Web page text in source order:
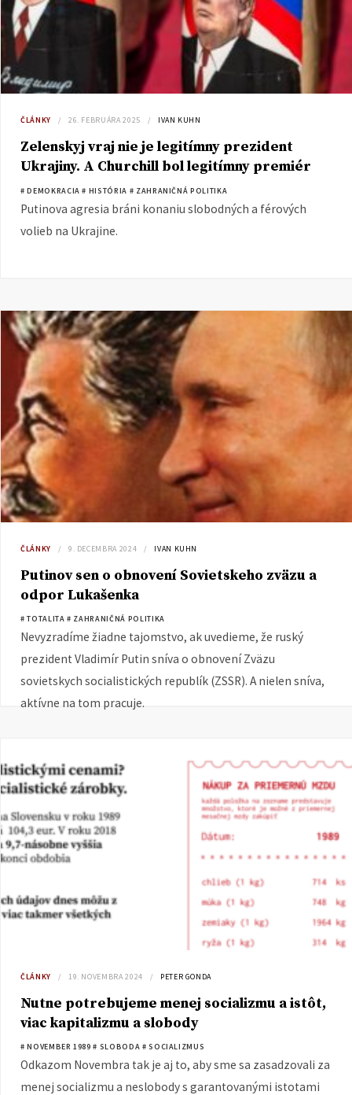
ČLÁNKY 26. FEBRUÁRA 2025 IVAN KUHN
Zelenskyj vraj nie je legitímny prezident
Ukrajiny. A Churchill bol legitímny premiér
Británie?
# DEMOKRACIA # HISTÓRIA # ZAHRANIČNÁ POLITIKA
Putinova agresia bráni konaniu slobodných a férových
volieb na Ukrajine.
ČLÁNKY 9. DECEMBRA 2024 IVAN KUHN
Putinov sen o obnovení Sovietskeho zväzu a
odpor Lukašenka
# TOTALITA # ZAHRANIČNÁ POLITIKA
Nevyzradíme žiadne tajomstvo, ak uvedieme, že ruský
prezident Vladimír Putin sníva o obnovení Zväzu
sovietskych socialistických republík (ZSSR). A nielen sníva,
aktívne na tom pracuje.
ČLÁNKY 19. NOVEMBRA 2024 PETER GONDA
Nutne potrebujeme menej socializmu a istôt,
viac kapitalizmu a slobody
# NOVEMBER 1989 # SLOBODA # SOCIALIZMUS
Odkazom Novembra tak je aj to, aby sme sa zasadzovali za
menej socializmu a neslobody s garantovanými istotami